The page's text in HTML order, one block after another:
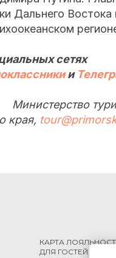
Дальнего Востока
сетях
и
Министерство
края,
КАРТА
ДЛЯ ГОСТЕЙ КРАЯ